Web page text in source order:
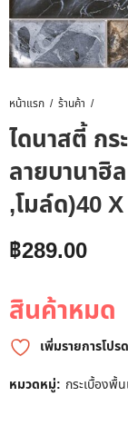
หน้าแรก ร้านค้า
ไดนาสตี้ กร
ลายบานาฮิ
,โมล์ด)40
฿289.00
สินค้าหมด
เพิ่มรายการโปรด
หมวดหมู่: กระเบื้องพื้